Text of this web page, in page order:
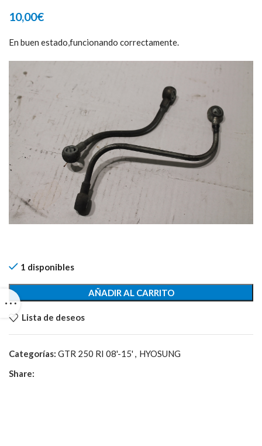
10,00€
En buen estado,funcionando correctamente.
1 disponibles
AÑADIR AL CARRITO
Lista de deseos
Categorías: GTR 250 RI 08'-15' , HYOSUNG
Share: